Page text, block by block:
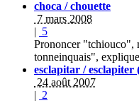
choca / chouette
7 mars 2008
| 5
Prononcer "tchiouco",
tonneinquais",
esclapitar / esclapiter
24 août 2007
| 2